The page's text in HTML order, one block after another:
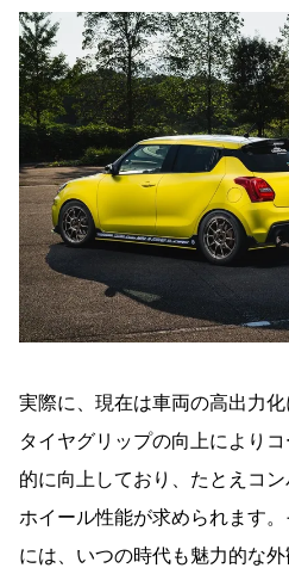
実際に、現在は車両の高出力
タイヤグリップの向上により
的に向上しており、たとえコ
ホイール性能が求められます
には、いつの時代も魅力的な外